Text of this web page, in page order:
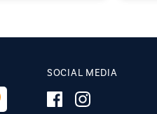
SOCIAL MEDIA